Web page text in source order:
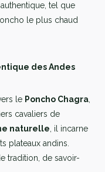
tel que
le plus chaud
des Andes
le Poncho Chagra
cavaliers de
naturelle , il incarne
plateaux andins.
tradition, de savoir-